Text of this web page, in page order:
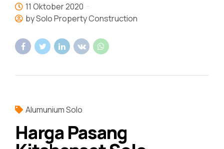
11 Oktober 2020
by Solo Property Construction
Alumunium Solo
Harga Pasang